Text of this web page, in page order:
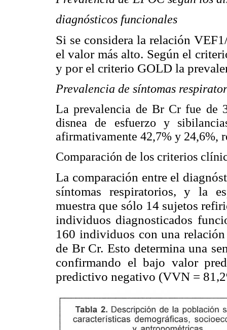
diagnósticos funcionales
Si se considera la relación
el valor más alto. Según el
y por el criterio GOLD la
Prevalencia de síntomas
La prevalencia de Br Cr fue de
disnea de esfuerzo y
afirmativamente 42,7% y 24,6%,
Comparación de los criterios
La comparación entre el
síntomas respiratorios, y la
muestra que sólo 14 sujetos
individuos diagnosticados
160 individuos con una
de Br Cr. Esto determina una
confirmando el bajo valor
predictivo negativo (VVN =